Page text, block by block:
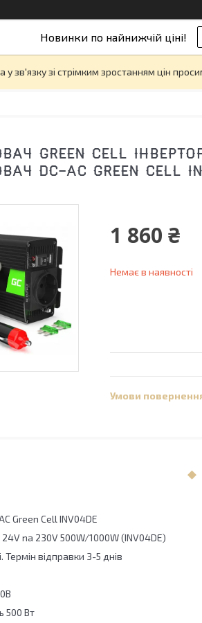
Новинки по найнижчій ціні!
у зв'язку зі стрімким зростанням цін
GREEN CELL
DC-AC GREEN CELL
1 860 ₴
Немає в наявності
Green Cell INV04DE
24V na 230V 500W/1000W (INV04DE)
Термін відправки 3-5 днів
500 Вт